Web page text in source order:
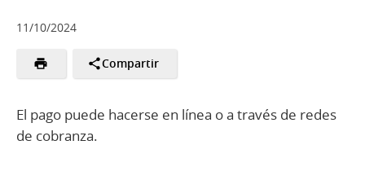
11/10/2024
Compartir
El pago puede hacerse en línea o a través de redes
de cobranza.